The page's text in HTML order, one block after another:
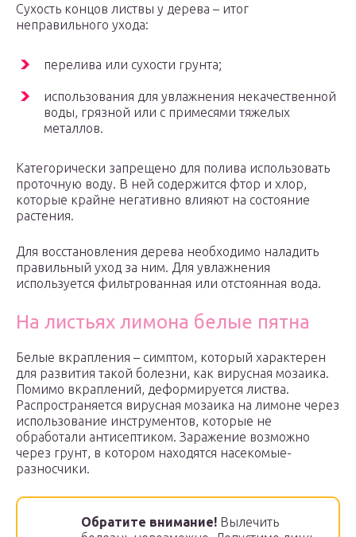
Сухость концов листвы у дерева – итог
неправильного ухода:
перелива или сухости грунта;
использования для увлажнения некачественной
воды, грязной или с примесями тяжелых
металлов.
Категорически запрещено для полива использовать
проточную воду. В ней содержится фтор и хлор,
которые крайне негативно влияют на состояние
растения.
Для восстановления дерева необходимо наладить
правильный уход за ним. Для увлажнения
используется фильтрованная или отстоянная вода.
На листьях лимона белые пятна
Белые вкрапления – симптом, который характерен
для развития такой болезни, как вирусная мозаика.
Помимо вкраплений, деформируется листва.
Распространяется вирусная мозаика на лимоне через
использование инструментов, которые не
обработали антисептиком. Заражение возможно
через грунт, в котором находятся насекомые-
разносчики.
Обратите внимание! Вылечить